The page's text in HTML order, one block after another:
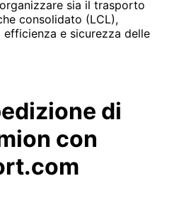
sia il trasporto
consolidato (LCL),
efficienza e sicurezza delle
di
con